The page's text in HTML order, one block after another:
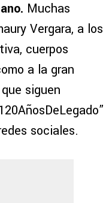
Muchas
Vergara, a los
cuerpos
a la gran
siguen
sociales.